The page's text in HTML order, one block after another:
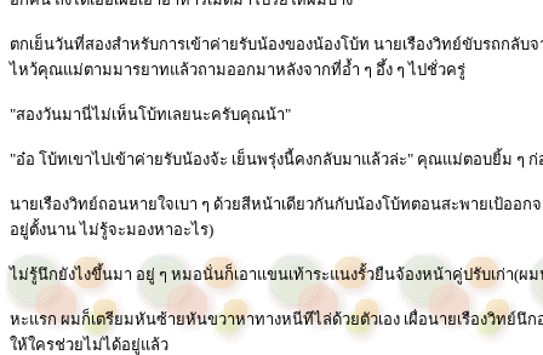
ตกเย็นวันที่สองสำหรับการเข้าค่ายรับน้องของน้องโบ้ท นายเรืองวิทย์ขับรถก
ไหว้คุณแม่ตามมารยาทแล้วถามออกมาหลังจากที่อ้ำ ๆ อึ้ง ๆ ไปชั่วครู่
"สองวันมานี่ไม่เห็นโบ้ทเลยนะครับคุณน้า"
"อ๋อ โบ้ทเขาไปเข้าค่ายรับน้องจ้ะ เย็นพรุ่งนี้คงกลับมาแล้วล่ะ" คุณแม่ตอบยิ้ม ๆ
นายเรืองวิทย์ถอนหายใจเบา ๆ ด้วยสีหน้าเดียวกันกับน้องโบ้ทตอนสะพายเป้ออ
อยู่ตั้งนาน ไม่รู้จะมองหาอะไร)
ไม่รู้นึกยังไงขึ้นมา อยู่ ๆ หมอนั่นก็เอาแขนเท้าระแนงรั้วยืนจ้องหน้าคู่ปรับเก่า(ผม
หะแรก ผมก็เตรียมหันซ้ายหันขวาหาทางหนีทีไล่ด้วยตัวเอง เผื่อนายเรืองวิทย์นึ
ให้ใครช่วยไม่ได้อยู่แล้ว